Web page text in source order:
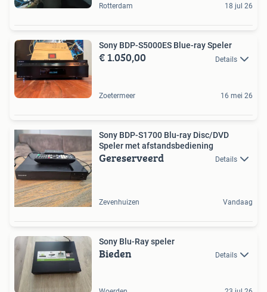
Rotterdam 18 jul 26
Sony BDP-S5000ES Blue-ray Speler
€ 1.050,00 Details
Zoetermeer 16 mei 26
Sony BDP-S1700 Blu-ray Disc/DVD
Speler met afstandsbediening
Gereserveerd Details
Zevenhuizen Vandaag
Sony Blu-Ray speler
Bieden Details